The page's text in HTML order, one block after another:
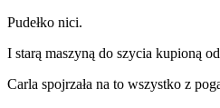
Pudełko nici.
I starą maszyną do szycia kupioną
Carla spojrzała na to wszystko z